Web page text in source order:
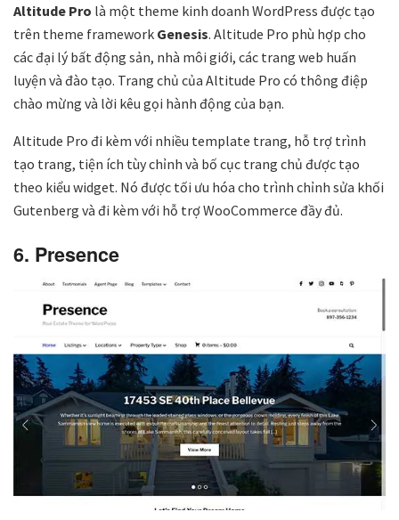
Altitude Pro là một theme kinh doanh WordPress được tạo
trên theme framework Genesis. Altitude Pro phù hợp cho
các đại lý bất động sản, nhà môi giới, các trang web huấn
luyện và đào tạo. Trang chủ của Altitude Pro có thông điệp
chào mừng và lời kêu gọi hành động của bạn.
Altitude Pro đi kèm với nhiều template trang, hỗ trợ trình
tạo trang, tiện ích tùy chỉnh và bố cục trang chủ được tạo
theo kiểu widget. Nó được tối ưu hóa cho trình chỉnh sửa khối
Gutenberg và đi kèm với hỗ trợ WooCommerce đầy đủ.
6. Presence